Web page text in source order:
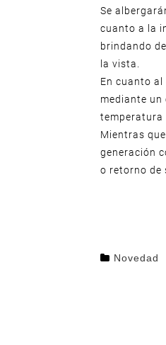
Se
cuanto a la
brindando
la vista.
En cuanto
mediante
temperatura
Mientras
generación
o retorno de
Novedad